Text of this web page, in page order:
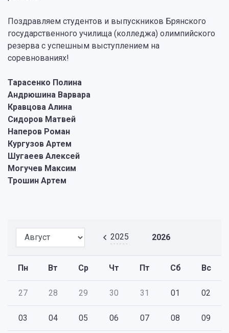
2025 2026
Пн Вт Ср Чт Пт Сб Вс
27 28 29 30 31 01 02
03 04 05 06 07 08 09
Поздравляем студентов и выпускников Брянского
государственного училища (колледжа) олимпийского
резерва с успешным выступлением на
соревнованиях!
Тарасенко Полина
Андрюшина Варвара
Кравцова Алина
Сидоров Матвей
Наперов Роман
Кургузов Артем
Шугаеев Алексей
Могучев Максим
Трошин Артем